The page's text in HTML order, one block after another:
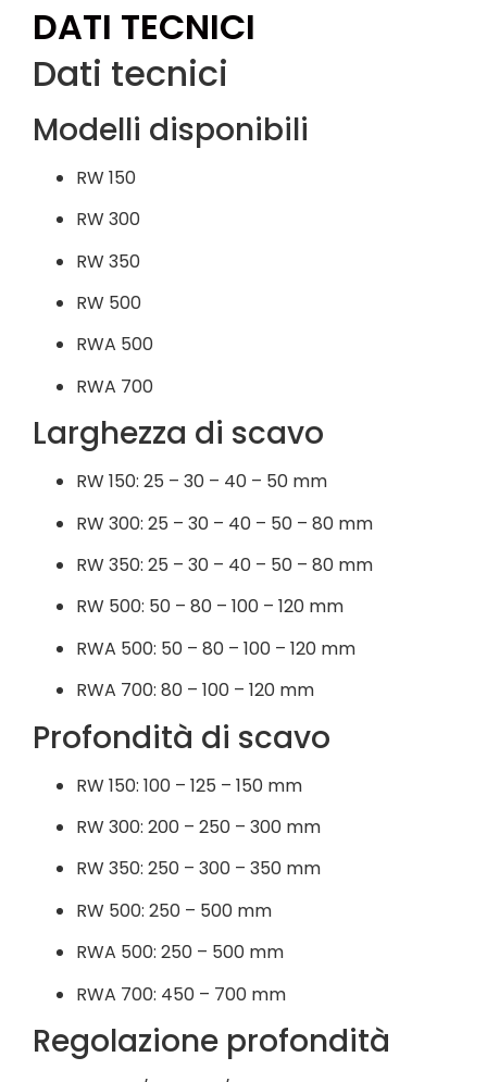
DATI TECNICI
Dati tecnici
Modelli disponibili
RW 150
RW 300
RW 350
RW 500
RWA 500
RWA 700
Larghezza di scavo
RW 150: 25 – 30 – 40 – 50 mm
RW 300: 25 – 30 – 40 – 50 – 80 mm
RW 350: 25 – 30 – 40 – 50 – 80 mm
RW 500: 50 – 80 – 100 – 120 mm
RWA 500: 50 – 80 – 100 – 120 mm
RWA 700: 80 – 100 – 120 mm
Profondità di scavo
RW 150: 100 – 125 – 150 mm
RW 300: 200 – 250 – 300 mm
RW 350: 250 – 300 – 350 mm
RW 500: 250 – 500 mm
RWA 500: 250 – 500 mm
RWA 700: 450 – 700 mm
Regolazione profondità